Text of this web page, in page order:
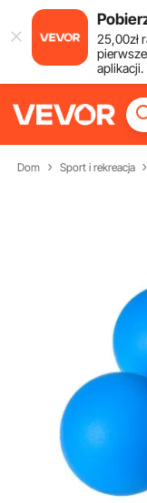
25,00zł
aplikacji.
Dom Sport i rekreacja